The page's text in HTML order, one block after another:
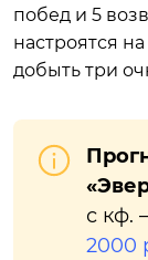
побед и 5
настроятся
добыть три
с кф.
2000